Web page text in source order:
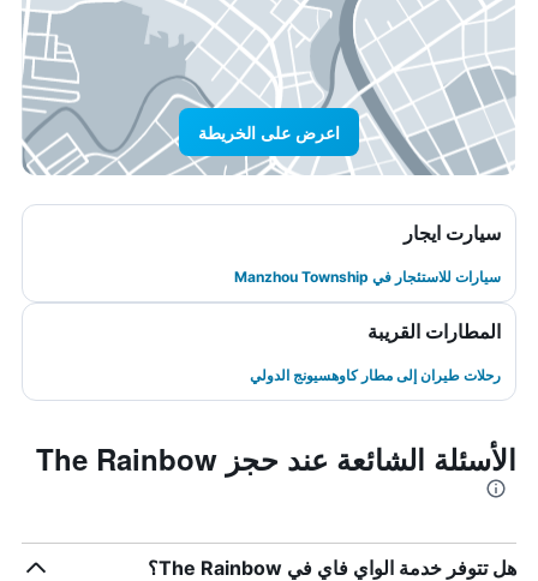
اعرض على الخريطة
سيارت ايجار
سيارات للاستئجار في Manzhou Township
المطارات القريبة
رحلات طيران إلى مطار كاوهسيونج الدولي
الأسئلة الشائعة عند حجز The Rainbow
هل تتوفر خدمة الواي فاي في The Rainbow؟